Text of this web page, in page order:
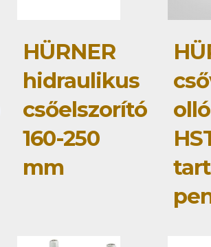
HÜRNER
hidraulikus
csőelszorító
160-250
mm
olló